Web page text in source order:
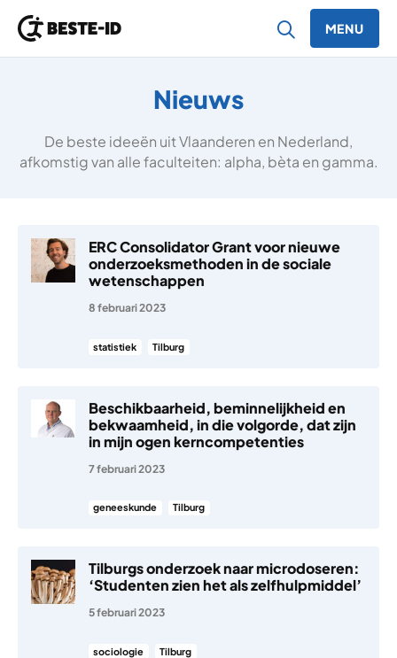
MENU
Nieuws
De beste ideeën uit Vlaanderen en Nederland,
afkomstig van alle faculteiten: alpha, bèta en gamma.
ERC Consolidator Grant voor nieuwe
onderzoeksmethoden in de sociale
wetenschappen
8 februari 2023
statistiek Tilburg
Beschikbaarheid, beminnelijkheid en
bekwaamheid, in die volgorde, dat zijn
in mijn ogen kerncompetenties
7 februari 2023
geneeskunde Tilburg
Tilburgs onderzoek naar microdoseren:
‘Studenten zien het als zelfhulpmiddel’
5 februari 2023
sociologie Tilburg